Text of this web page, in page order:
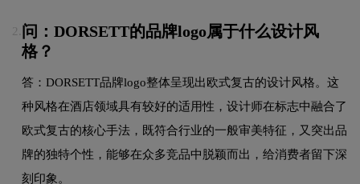
2. 问：DORSETT的品牌logo属于什么设计风
格？
答：DORSETT品牌logo整体呈现出欧式复古的设计风格。这
种风格在酒店领域具有较好的适用性，设计师在标志中融合了
欧式复古的核心手法，既符合行业的一般审美特征，又突出品
牌的独特个性，能够在众多竞品中脱颖而出，给消费者留下深
刻印象。